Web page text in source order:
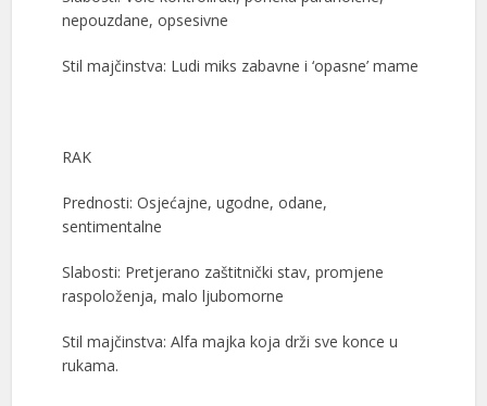
nepouzdane, opsesivne
Stil majčinstva: Ludi miks zabavne i ‘opasne’ mame
RAK
Prednosti: Osjećajne, ugodne, odane,
sentimentalne
Slabosti: Pretjerano zaštitnički stav, promjene
raspoloženja, malo ljubomorne
Stil majčinstva: Alfa majka koja drži sve konce u
rukama.